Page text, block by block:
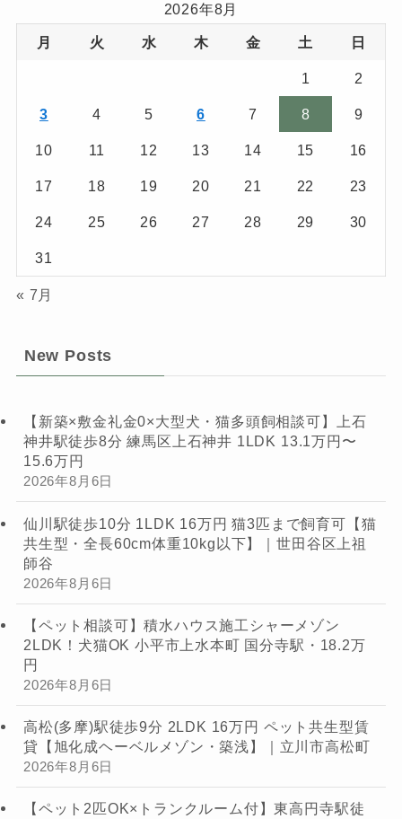
2026年8月
月 火 水 木 金 土 日
1 2
3 4 5 6 7 8 9
10 11 12 13 14 15 16
17 18 19 20 21 22 23
24 25 26 27 28 29 30
31
« 7月
New Posts
【新築×敷金礼金0×大型犬・猫多頭飼相談可】上石
神井駅徒歩8分 練馬区上石神井 1LDK 13.1万円〜
15.6万円
2026年8月6日
仙川駅徒歩10分 1LDK 16万円 猫3匹まで飼育可【猫
共生型・全長60cm体重10kg以下】｜世田谷区上祖
師谷
2026年8月6日
【ペット相談可】積水ハウス施工シャーメゾン
2LDK！犬猫OK 小平市上水本町 国分寺駅・18.2万
円
2026年8月6日
高松(多摩)駅徒歩9分 2LDK 16万円 ペット共生型賃
貸【旭化成ヘーベルメゾン・築浅】｜立川市高松町
2026年8月6日
【ペット2匹OK×トランクルーム付】東高円寺駅徒